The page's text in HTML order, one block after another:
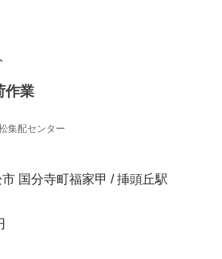
作業
集配センター
国分寺町福家甲 / 挿頭丘駅